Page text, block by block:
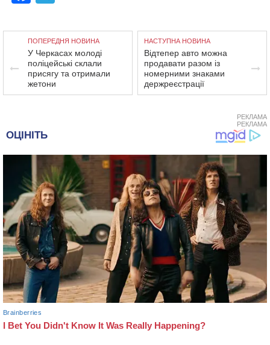
ПОПЕРЕДНЯ НОВИНА
У Черкасах молоді
поліцейські склали
присягу та отримали
жетони
НАСТУПНА НОВИНА
Відтепер авто можна
продавати разом із
номерними знаками
держреєстрації
РЕКЛАМА
РЕКЛАМА